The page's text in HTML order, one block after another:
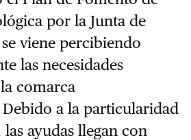
por la Junta de
viene percibiendo
las necesidades
comarca
a la particularidad
ayudas llegan con